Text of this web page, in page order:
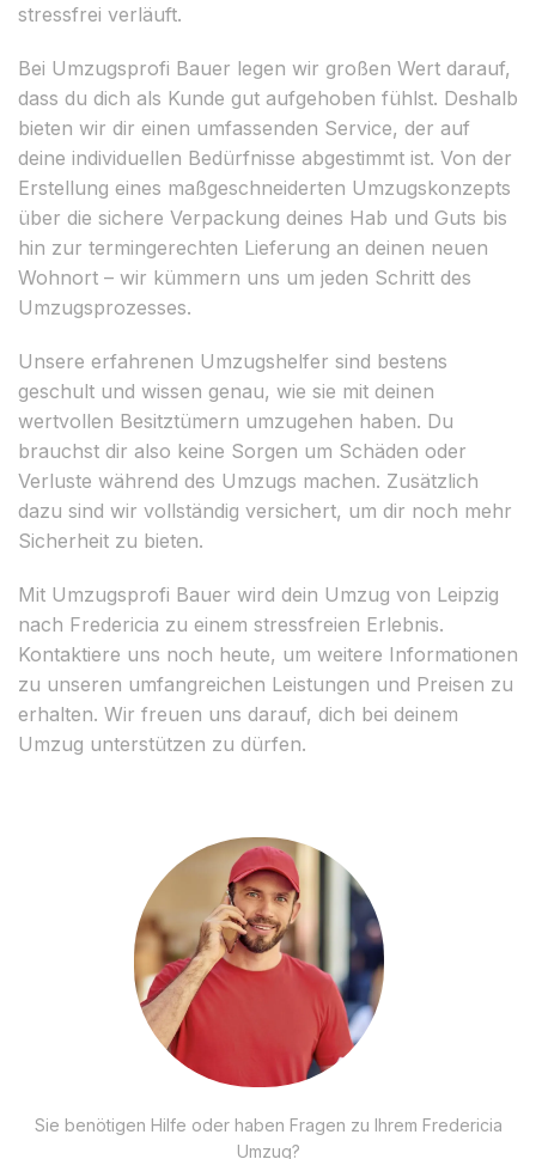
stressfrei verläuft.
Bei Umzugsprofi Bauer legen wir großen Wert darauf,
dass du dich als Kunde gut aufgehoben fühlst. Deshalb
bieten wir dir einen umfassenden Service, der auf
deine individuellen Bedürfnisse abgestimmt ist. Von der
Erstellung eines maßgeschneiderten Umzugskonzepts
über die sichere Verpackung deines Hab und Guts bis
hin zur termingerechten Lieferung an deinen neuen
Wohnort – wir kümmern uns um jeden Schritt des
Umzugsprozesses.
Unsere erfahrenen Umzugshelfer sind bestens
geschult und wissen genau, wie sie mit deinen
wertvollen Besitztümern umzugehen haben. Du
brauchst dir also keine Sorgen um Schäden oder
Verluste während des Umzugs machen. Zusätzlich
dazu sind wir vollständig versichert, um dir noch mehr
Sicherheit zu bieten.
Mit Umzugsprofi Bauer wird dein Umzug von Leipzig
nach Fredericia zu einem stressfreien Erlebnis.
Kontaktiere uns noch heute, um weitere Informationen
zu unseren umfangreichen Leistungen und Preisen zu
erhalten. Wir freuen uns darauf, dich bei deinem
Umzug unterstützen zu dürfen.
Sie benötigen Hilfe oder haben Fragen zu Ihrem Fredericia
Umzug?